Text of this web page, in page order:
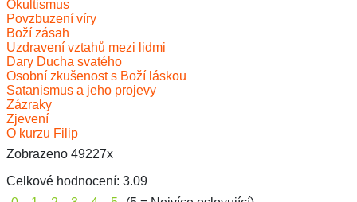
Okultismus
Povzbuzení víry
Boží zásah
Uzdravení vztahů mezi lidmi
Dary Ducha svatého
Osobní zkušenost s Boží láskou
Satanismus a jeho projevy
Zázraky
Zjevení
O kurzu Filip
Zobrazeno 49227x
Celkové hodnocení: 3.09